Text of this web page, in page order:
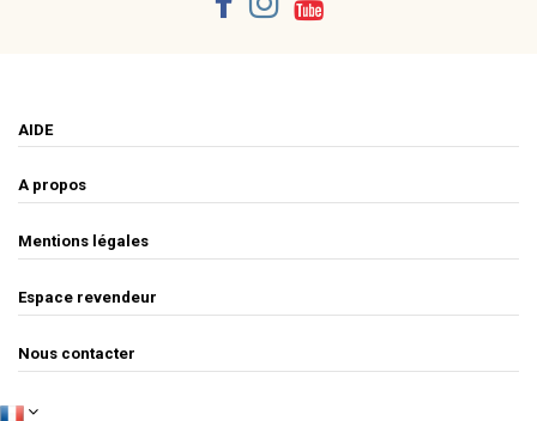
AIDE
A propos
Mentions légales
Espace revendeur
Nous contacter